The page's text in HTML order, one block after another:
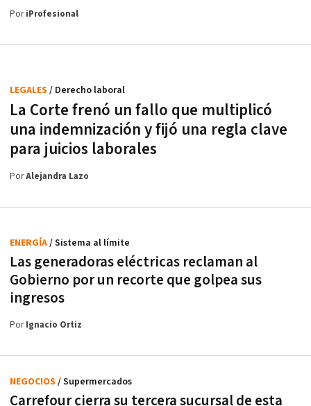
PoriProfesional
La Corte frenó un fallo que multiplicó
una indemnización y fijó una regla clave
para juicios laborales
LEGALES / Derecho laboral
PorAlejandra Lazo
Las generadoras eléctricas reclaman al
Gobierno por un recorte que golpea sus
ingresos
ENERGÍA/ Sistema al límite
PorIgnacio Ortiz
Carrefour cierra su tercera sucursal de esta
NEGOCIOS / Supermercados